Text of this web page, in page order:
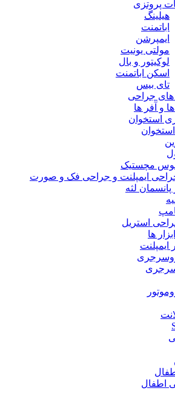
پروتزی
هیلینگ
اباتمنت
ایمپرشن
مولتی یونیت
لوکیتور و بال
اسکن اباتمنت
تای بیس
جراحی
و آفر ها
استخوان
استخوان
مچستیک
ایمپلنت و جراحی فک و صورت
پانسمان لثه
استریل
ها
ایمپلنت
اطفال